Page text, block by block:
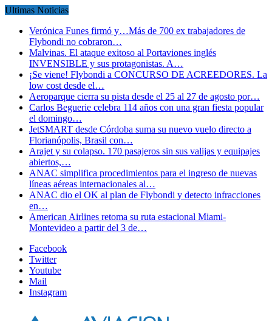
Ultimas Noticias
Verónica Funes firmó y…Más de 700 ex trabajadores de
Flybondi no cobraron…
Malvinas. El ataque exitoso al Portaviones inglés
INVENSIBLE y sus protagonistas. A…
¡Se viene! Flybondi a CONCURSO DE ACREEDORES. La
low cost desde el…
Aeroparque cierra su pista desde el 25 al 27 de agosto por…
Carlos Beguerie celebra 114 años con una gran fiesta popular
el domingo…
JetSMART desde Córdoba suma su nuevo vuelo directo a
Florianópolis, Brasil con…
Arajet y su colapso. 170 pasajeros sin sus valijas y equipajes
abiertos,…
ANAC simplifica procedimientos para el ingreso de nuevas
líneas aéreas internacionales al…
ANAC dio el OK al plan de Flybondi y detecto infracciones
en…
American Airlines retoma su ruta estacional Miami-
Montevideo a partir del 3 de…
Facebook
Twitter
Youtube
Mail
Instagram